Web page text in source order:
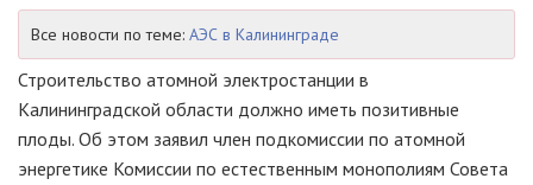
Все новости по теме: АЭС в Калининграде
Строительство атомной электростанции в
Калининградской области должно иметь позитивные
плоды. Об этом заявил член подкомиссии по атомной
энергетике Комиссии по естественным монополиям Совета